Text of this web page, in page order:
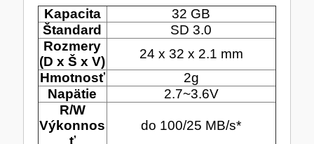
HERNÍ KAMERY
PC SKŘÍNĚ
VIRTUALIZACE
NÁPLNĚ A INKOUSTY
KALKULAČKY
USB KABELY
Kapacita
32 GB
Štandard
SD 3.0
Rozmery
(D x Š x V)
24 x 32 x 2.1 mm
Hmotnosť
2g
Napätie
2.7~3.6V
R/W
Výkonnos
do 100/25 MB/s*